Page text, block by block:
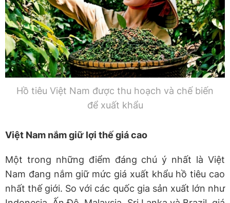
Hồ tiêu Việt Nam được thu hoạch và chế biến
để xuất khẩu
Việt Nam nắm giữ lợi thế giá cao
Một trong những điểm đáng chú ý nhất là Việt
Nam đang nắm giữ mức giá xuất khẩu hồ tiêu cao
nhất thế giới. So với các quốc gia sản xuất lớn như